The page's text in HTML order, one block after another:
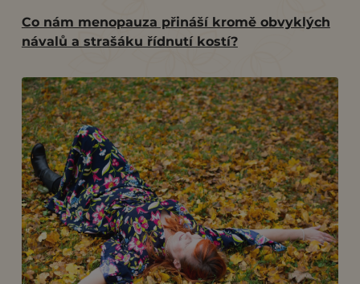
Co nám menopauza přináší kromě obvyklých
návalů a strašáku řídnutí kostí?